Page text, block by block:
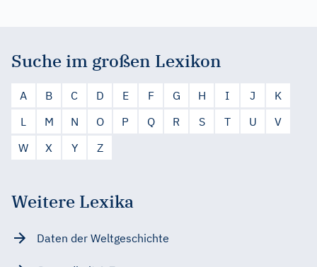
Suche im großen Lexikon
A B C D E F G H I J
K
L
M N O P Q R S T U
V
W
X Y Z
Weitere Lexika
Daten der Weltgeschichte